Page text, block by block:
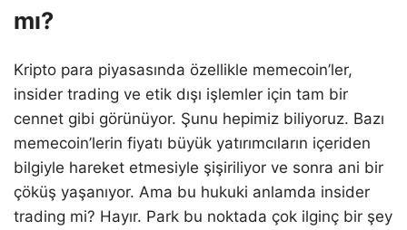
mı?
Kripto para piyasasında özellikle memecoin’ler,
insider trading ve etik dışı işlemler için tam bir
cennet gibi görünüyor. Şunu hepimiz biliyoruz. Bazı
memecoin’lerin fiyatı büyük yatırımcıların içeriden
bilgiyle hareket etmesiyle şişiriliyor ve sonra ani bir
çöküş yaşanıyor. Ama bu hukuki anlamda insider
trading mi? Hayır. Park bu noktada çok ilginç bir şey